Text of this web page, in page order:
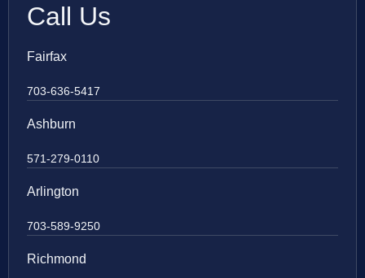
Call Us
Fairfax
703-636-5417
Ashburn
571-279-0110
Arlington
703-589-9250
Richmond